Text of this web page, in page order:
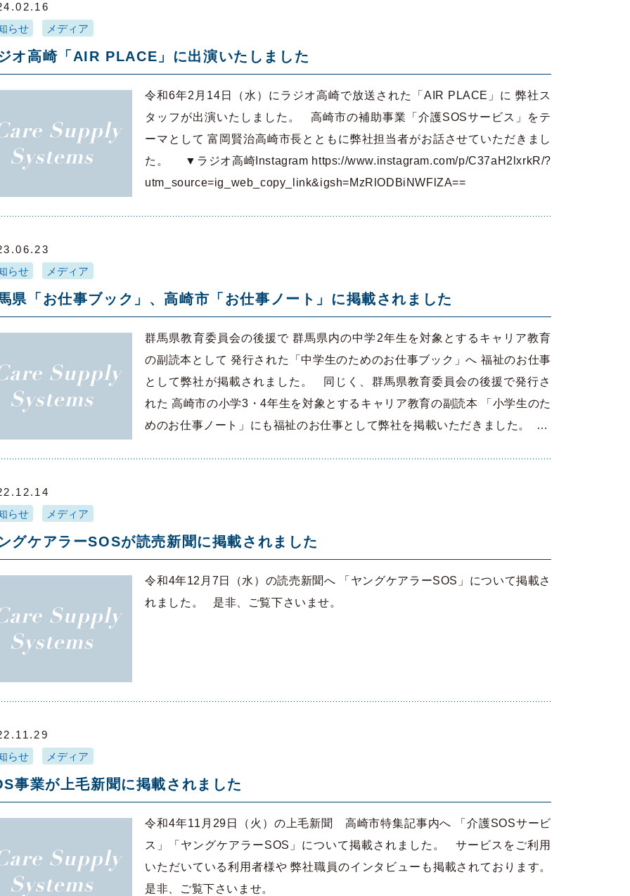
令和6年2月14日（水）にラジオ高崎で放送された「AIR PLACE」に 弊社ス
タッフが出演いたしました。 高崎市の補助事業「介護SOSサービス」をテ
ーマとして 富岡賢治高崎市長とともに弊社担当者がお話させていただきまし
た。 ▼ラジオ高崎Instagram https://www.instagram.com/p/C37aH2lxrkR/?
utm_source=ig_web_copy_link&igsh=MzRlODBiNWFlZA==
らせ
メディア
オ高崎「AIR PLACE」に出演いたしました
群馬県教育委員会の後援で 群馬県内の中学2年生を対象とするキャリア教育
の副読本として 発行された「中学生のためのお仕事ブック」へ 福祉のお仕事
として弊社が掲載されました。 同じく、群馬県教育委員会の後援で発行さ
れた 高崎市の小学3・4年生を対象とするキャリア教育の副読本 「小学生のた
めのお仕事ノート」にも福祉のお仕事として弊社を掲載いただきました。 …
らせ
メディア
県「お仕事ブック」、高崎市「お仕事ノート」に掲載されました
令和4年12月7日（水）の読売新聞へ 「ヤングケアラーSOS」について掲載さ
れました。 是非、ご覧下さいませ。
らせ
メディア
グケアラーSOSが読売新聞に掲載されました
令和4年11月29日（火）の上毛新聞 高崎市特集記事内へ 「介護SOSサービ
ス」「ヤングケアラーSOS」について掲載されました。 サービスをご利用
いただいている利用者様や 弊社職員のインタビューも掲載されております。
是非、ご覧下さいませ。
らせ
メディア
事業が上毛新聞に掲載されました